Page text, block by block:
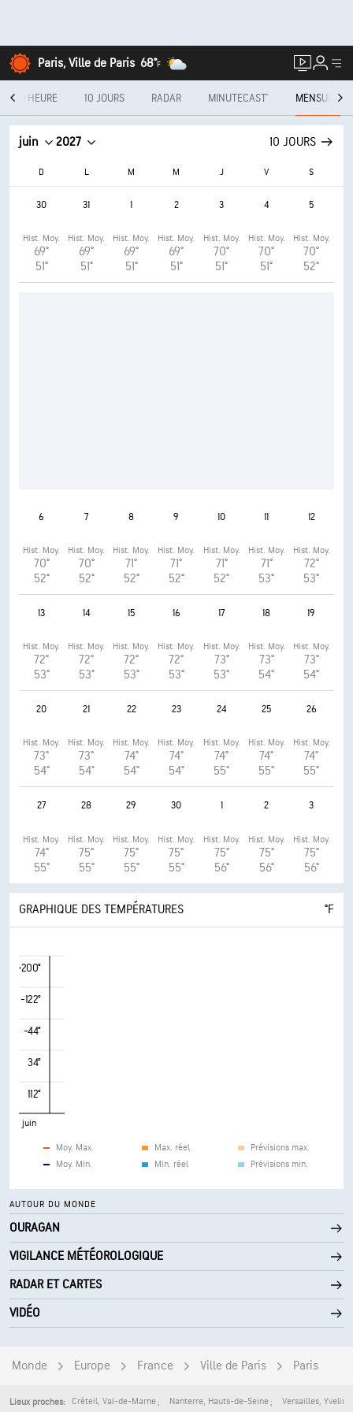
Paris, Ville de Paris 68°F
PAR HEURE 10 JOURS RADAR MINUTECAST® MENSUEL
juin 2027 10 JOURS
D L M M J V S
30
Hist. Moy.
69°
51°
31
Hist. Moy.
69°
51°
1
Hist. Moy.
69°
51°
2
Hist. Moy.
69°
51°
3
Hist. Moy.
70°
51°
4
Hist. Moy.
70°
51°
5
Hist. Moy.
70°
52°
6
Hist. Moy.
70°
52°
7
Hist. Moy.
70°
52°
8
Hist. Moy.
71°
52°
9
Hist. Moy.
71°
52°
10
Hist. Moy.
71°
52°
11
Hist. Moy.
71°
53°
12
Hist. Moy.
72°
53°
13
Hist. Moy.
72°
53°
14
Hist. Moy.
72°
53°
15
Hist. Moy.
72°
53°
16
Hist. Moy.
72°
53°
17
Hist. Moy.
73°
53°
18
Hist. Moy.
73°
54°
19
Hist. Moy.
73°
54°
20
Hist. Moy.
73°
54°
21
Hist. Moy.
73°
54°
22
Hist. Moy.
74°
54°
23
Hist. Moy.
74°
54°
24
Hist. Moy.
74°
55°
25
Hist. Moy.
74°
55°
26
Hist. Moy.
74°
55°
27
Hist. Moy.
74°
55°
28
Hist. Moy.
75°
55°
29
Hist. Moy.
75°
55°
30
Hist. Moy.
75°
55°
1
Hist. Moy.
75°
56°
2
Hist. Moy.
75°
56°
3
Hist. Moy.
75°
56°
GRAPHIQUE DES TEMPÉRATURES °F
-200°
-122°
-44°
34°
112°
juin
Moy. Max.
Moy. Min.
Max. réel
Min. réel
Prévisions max.
Prévisions min.
AUTOUR DU MONDE
OURAGAN
VIGILANCE MÉTÉOROLOGIQUE
RADAR ET CARTES
VIDÉO
Monde Europe France Ville de Paris Paris
Lieux proches: Créteil, Val-de-Marne Nanterre, Hauts-de-Seine Versailles,